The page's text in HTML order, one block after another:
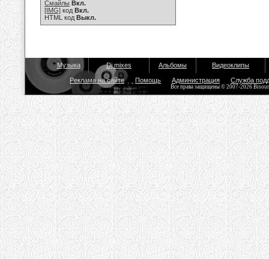
Смайлы Вкл.
[IMG] код Вкл.
HTML код Выкл.
Музыка Dj mixes Альбомы Видеоклипы
Реклама на сайте Помощь Администрация Служба
Все права защищены © 2007-2026